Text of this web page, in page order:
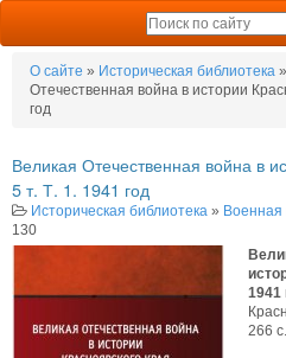
О сайте » Историческая библиотека »
Отечественная война в истории
год
Великая Отечественная война в
5 т. Т. 1. 1941 год
Историческая библиотека » Военная
130
1941
266 с.